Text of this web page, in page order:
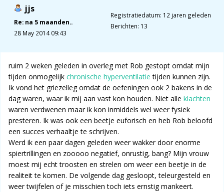
jjs
Re: na 5 maanden..
28 May 2014 09:43
Registratiedatum: 12 jaren geleden
Berichten: 13
ruim 2 weken geleden in overleg met Rob gestopt omdat mijn
tijden onmogelijk chronische hyperventilatie tijden kunnen zijn.
Ik vond het griezelleg omdat de oefeningen ook 2 bakens in de
dag waren, waar ik mij aan vast kon houden. Niet alle klachten
waren verdwenen maar ik kon inmiddels wel weer fysiek
presteren. Ik was ook een beetje euforisch en heb Rob beloofd
een succes verhaaltje te schrijven.
Werd ik een paar dagen geleden weer wakker door enorme
spiertrillingen en zooooo negatief, onrustig, bang? Mijn vrouw
moest mij echt troosten en strelen om weer een beetje in de
realiteit te komen. De volgende dag gesloopt, teleurgesteld en
weer twijfelen of je misschien toch iets ernstig mankeert.